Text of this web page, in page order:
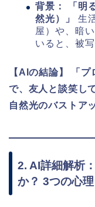
背景：
「明
然光）」
生
屋）や、暗
いると、被
【AIの結論】
「
で、友人と談笑し
自然光のバストア
2. AI詳細解析
か？ 3つの心